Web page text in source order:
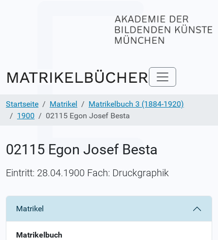
Startseite Matrikel
Matrikelbuch 3 (1884-1920)
1900
02115 Egon Josef Besta
02115 Egon Josef Besta
Eintritt: 28.04.1900 Fach: Druckgraphik
Matrikel
Matrikelbuch